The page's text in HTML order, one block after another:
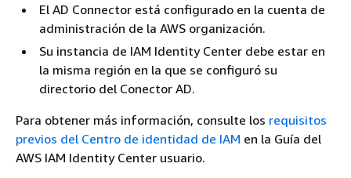
El AD Connector está configurado en la cuenta de
administración de la AWS organización.
Su instancia de IAM Identity Center debe estar en
la misma región en la que se configuró su
directorio del Conector AD.
Para obtener más información, consulte los requisitos
previos del Centro de identidad de IAM en la Guía del
AWS IAM Identity Center usuario.